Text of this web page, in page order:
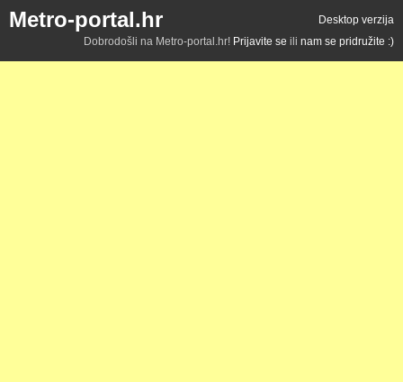
Metro-portal.hr
Desktop verzija
Dobrodošli na Metro-portal.hr! Prijavite se ili nam se pridružite :)